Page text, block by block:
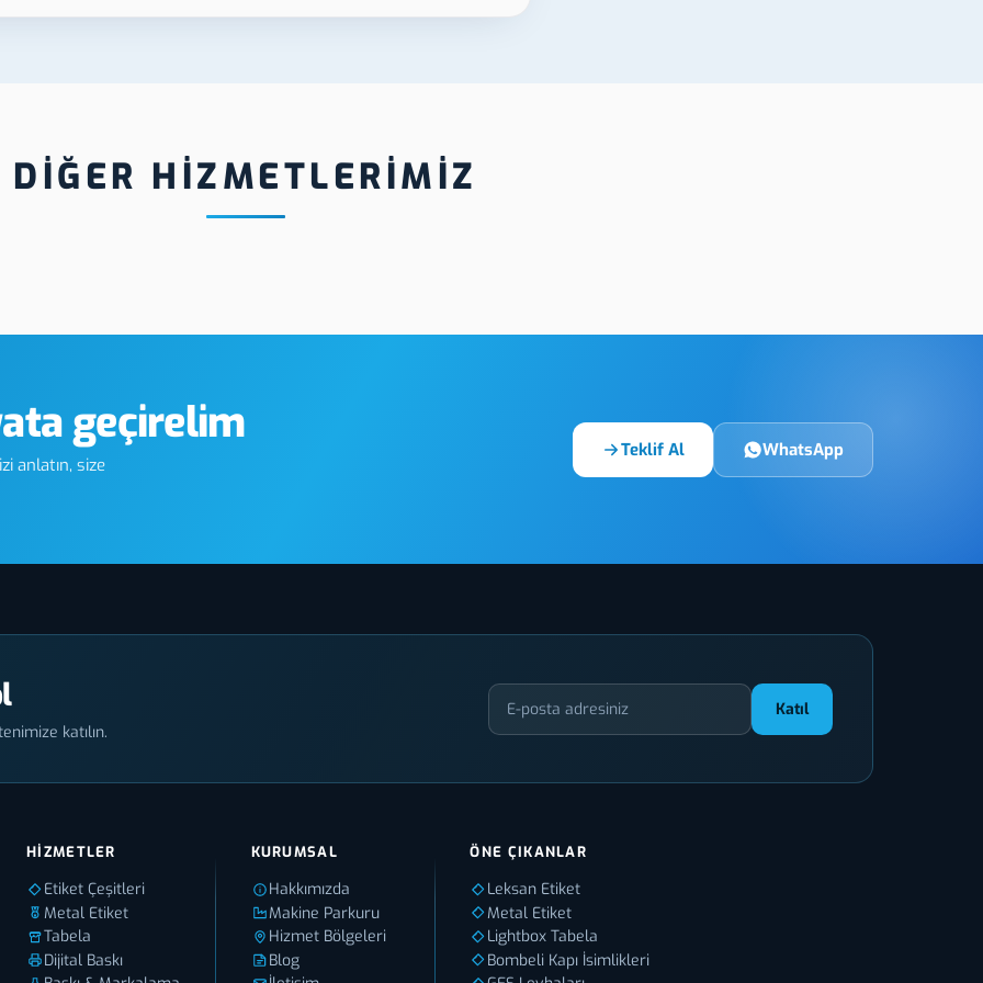
DİĞER HİZMETLERİMİZ
geçirelim
anlatın, size
Teklif Al WhatsApp
katılın.
Katıl
HIZMETLER
Etiket Çeşitleri
Metal Etiket
Tabela
Dijital Baskı
KURUMSAL
Hakkımızda
Makine Parkuru
Hizmet Bölgeleri
Blog
ÖNE ÇIKANLAR
Leksan Etiket
Metal Etiket
Lightbox Tabela
Bombeli Kapı İsimlikleri